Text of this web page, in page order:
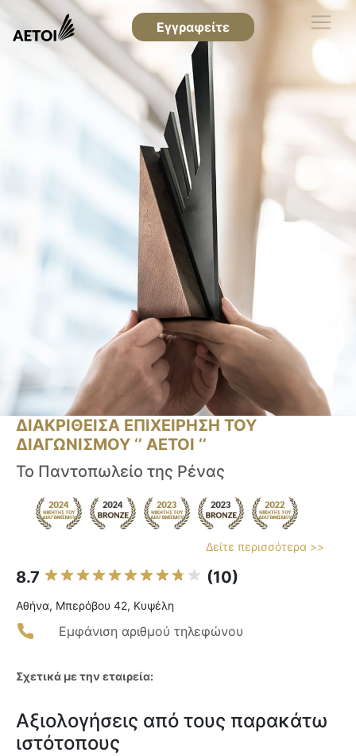
Εγγραφείτε
ΔΙΑΚΡΙΘΕΙΣΑ ΕΠΙΧΕΙΡΗΣΗ ΤΟΥ
ΔΙΑΓΩΝΙΣΜΟΥ ‘’ ΑΕΤΟΙ ‘’
Το Παντοπωλείο της Ρένας
Δείτε περισσότερα >>
8.7 (10)
Αθήνα, Μπερόβου 42, Κυψέλη
Εμφάνιση αριθμού τηλεφώνου
Σχετικά με την εταιρεία:
Αξιολογήσεις από τους παρακάτω
ιστότοπους